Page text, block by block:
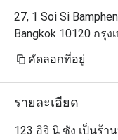
27, 1 Soi Si
Bangkok 10120 กรุง
คัดลอกที่อยู่
รายละเอียด
123 อิจิ นิ ซัง เป็นร้